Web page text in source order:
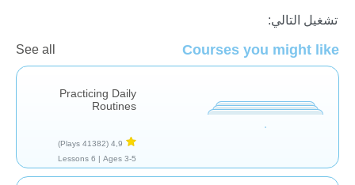
تشغيل التالي:
Courses you might like
See all
Practicing Daily
Routines
4,9
(41382 Plays)
Ages 3-5 |
6 Lessons